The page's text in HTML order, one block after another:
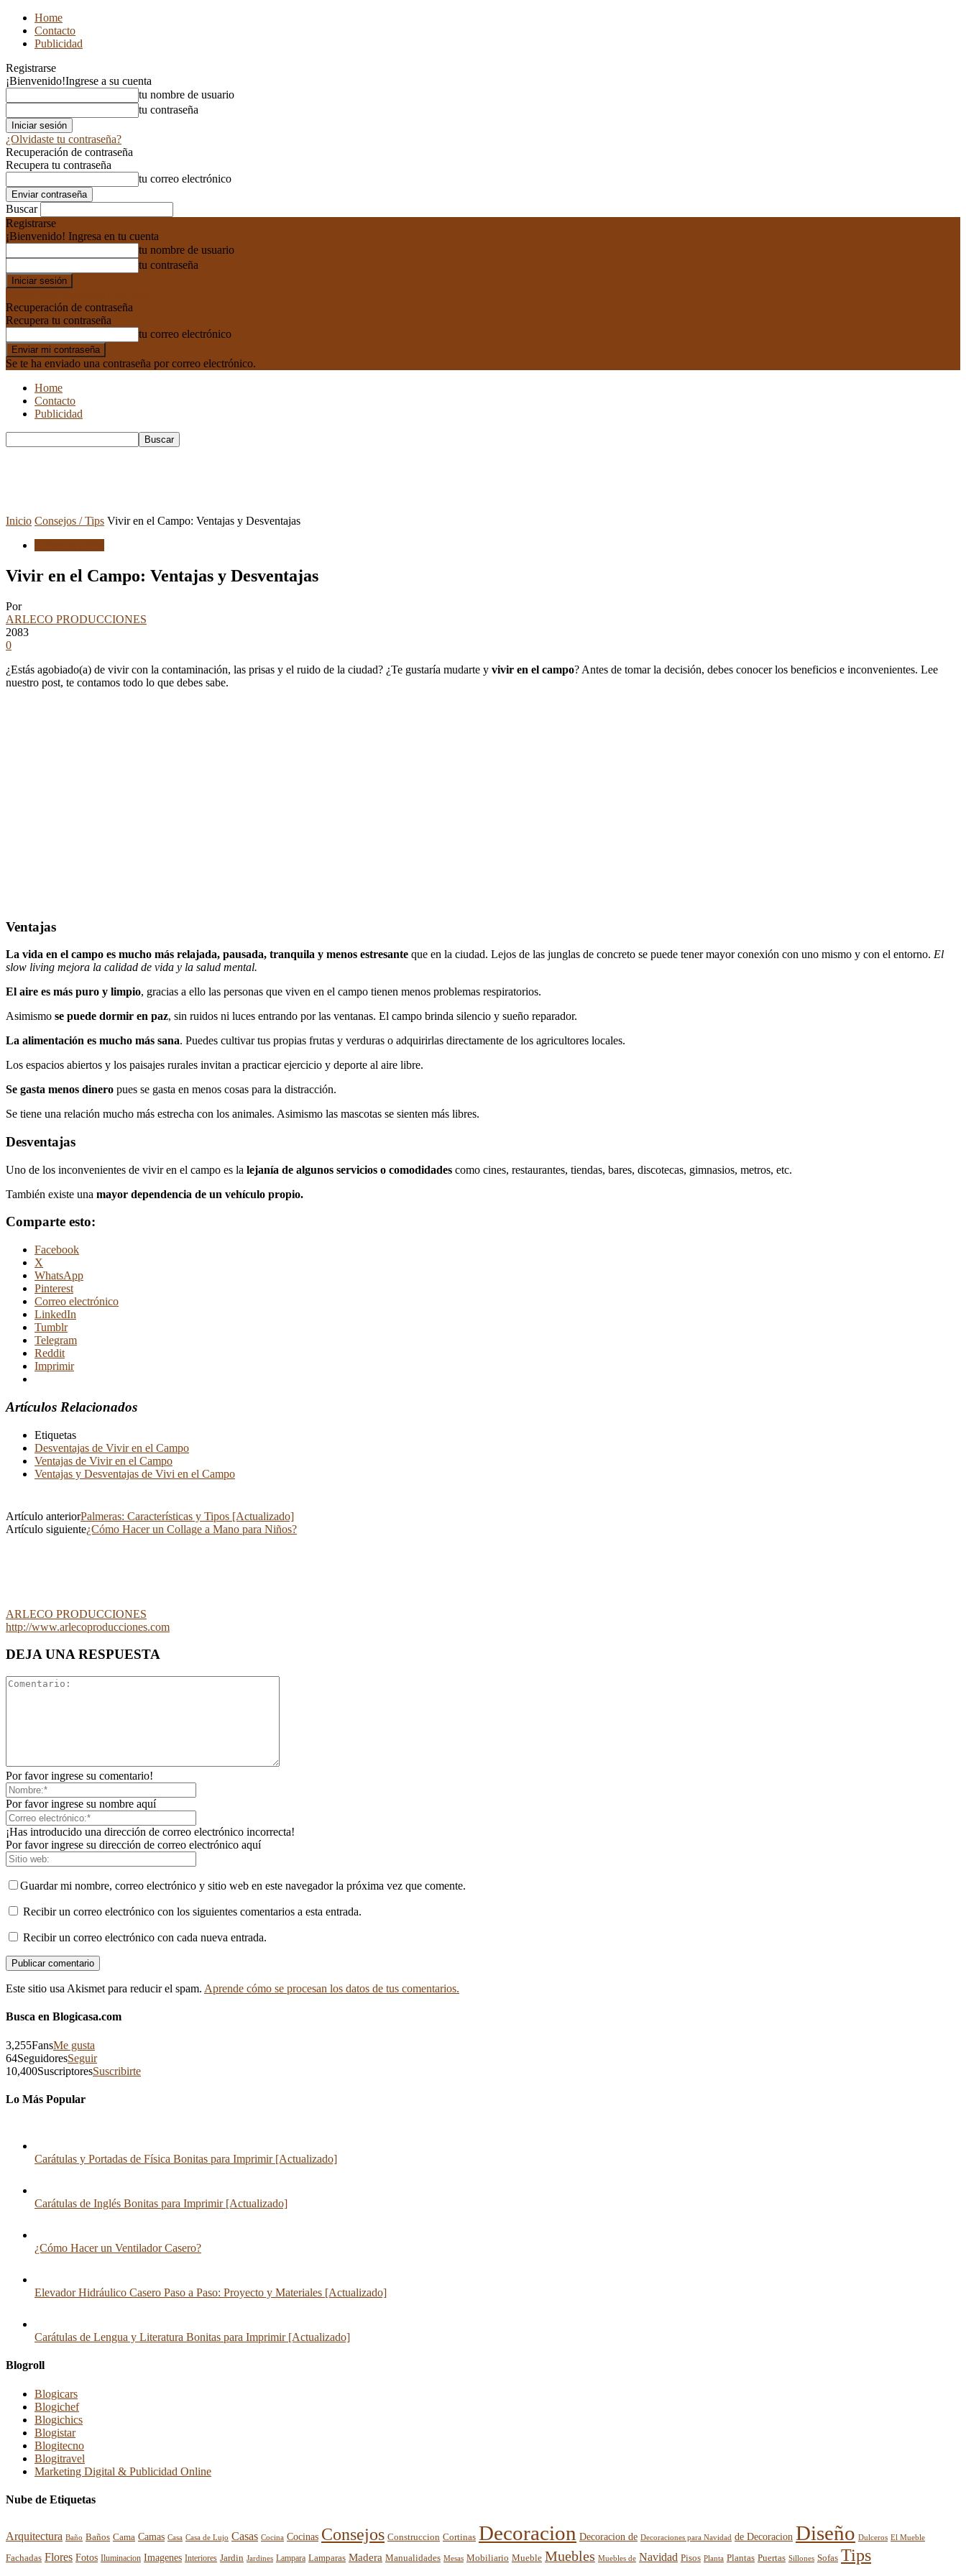
Home
Contacto
Publicidad
Registrarse
¡Bienvenido!Ingrese a su cuenta
tu nombre de usuario
tu contraseña
¿Olvidaste tu contraseña?
Recuperación de contraseña
Recupera tu contraseña
tu correo electrónico
Buscar
Registrarse
¡Bienvenido! Ingresa en tu cuenta
tu nombre de usuario
tu contraseña
Recuperación de contraseña
Recupera tu contraseña
tu correo electrónico
Se te ha enviado una contraseña por correo electrónico.
Home
Contacto
Publicidad
Inicio Consejos / Tips Vivir en el Campo: Ventajas y Desventajas
Vivir en el Campo: Ventajas y Desventajas
Por
ARLECO PRODUCCIONES
2083
0
¿Estás agobiado(a) de vivir con la contaminación, las prisas y el ruido de la ciudad? ¿Te gustaría mudarte y vivir en el campo? Antes de tomar la decisión, debes conocer los beneficios e inconvenientes. Lee
nuestro post, te contamos todo lo que debes sabe.
Ventajas
La vida en el campo es mucho más relajada, pausada, tranquila y menos estresante que en la ciudad. Lejos de las junglas de concreto se puede tener mayor conexión con uno mismo y con el entorno. El
slow living mejora la calidad de vida y la salud mental.
El aire es más puro y limpio, gracias a ello las personas que viven en el campo tienen menos problemas respiratorios.
Asimismo se puede dormir en paz, sin ruidos ni luces entrando por las ventanas. El campo brinda silencio y sueño reparador.
La alimentación es mucho más sana. Puedes cultivar tus propias frutas y verduras o adquirirlas directamente de los agricultores locales.
Los espacios abiertos y los paisajes rurales invitan a practicar ejercicio y deporte al aire libre.
Se gasta menos dinero pues se gasta en menos cosas para la distracción.
Se tiene una relación mucho más estrecha con los animales. Asimismo las mascotas se sienten más libres.
Desventajas
Uno de los inconvenientes de vivir en el campo es la lejanía de algunos servicios o comodidades como cines, restaurantes, tiendas, bares, discotecas, gimnasios, metros, etc.
También existe una mayor dependencia de un vehículo propio.
Comparte esto:
Facebook
X
WhatsApp
Pinterest
Correo electrónico
LinkedIn
Tumblr
Telegram
Reddit
Imprimir
Artículos Relacionados
Etiquetas
Desventajas de Vivir en el Campo
Ventajas de Vivir en el Campo
Ventajas y Desventajas de Vivi en el Campo
Artículo anteriorPalmeras: Características y Tipos [Actualizado]
Artículo siguiente¿Cómo Hacer un Collage a Mano para Niños?
ARLECO PRODUCCIONES
http://www.arlecoproducciones.com
DEJA UNA RESPUESTA
Por favor ingrese su comentario!
Por favor ingrese su nombre aquí
¡Has introducido una dirección de correo electrónico incorrecta!
Por favor ingrese su dirección de correo electrónico aquí
Guardar mi nombre, correo electrónico y sitio web en este navegador la próxima vez que comente.
Recibir un correo electrónico con los siguientes comentarios a esta entrada.
Recibir un correo electrónico con cada nueva entrada.
Este sitio usa Akismet para reducir el spam. Aprende cómo se procesan los datos de tus comentarios.
Busca en Blogicasa.com
3,255FansMe gusta
64SeguidoresSeguir
10,400SuscriptoresSuscribirte
Lo Más Popular
Carátulas y Portadas de Física Bonitas para Imprimir [Actualizado]
Carátulas de Inglés Bonitas para Imprimir [Actualizado]
¿Cómo Hacer un Ventilador Casero?
Elevador Hidráulico Casero Paso a Paso: Proyecto y Materiales [Actualizado]
Carátulas de Lengua y Literatura Bonitas para Imprimir [Actualizado]
Blogroll
Blogicars
Blogichef
Blogichics
Blogistar
Blogitecno
Blogitravel
Marketing Digital & Publicidad Online
Nube de Etiquetas
Arquitectura Baño Baños Cama Camas Casa Casa de Lujo Casas Cocina Cocinas Consejos Construccion Cortinas Decoracion Decoracion de Decoraciones para Navidad de Decoracion Diseño Dulceros El Mueble
Fachadas Flores Fotos Iluminacion Imagenes Interiores Jardin Jardines Lampara Lamparas Madera Manualidades Mesas Mobiliario Mueble Muebles Muebles de Navidad Pisos Planta Plantas Puertas Sillones Sofas Tips